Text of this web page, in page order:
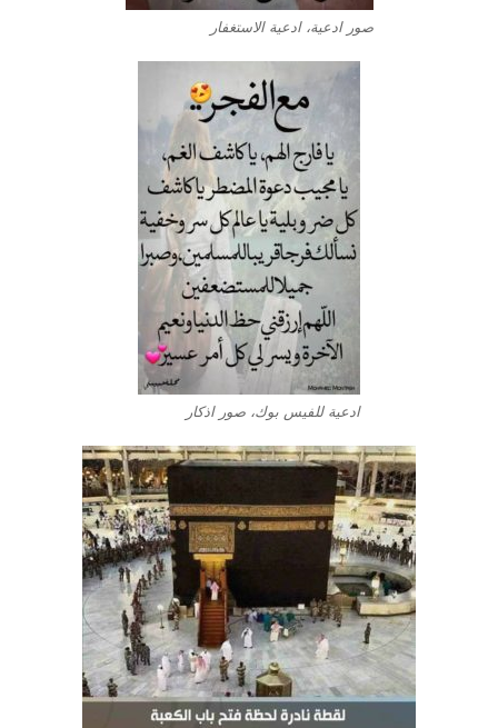
صور ادعية، ادعية الاستغفار
ادعية للفيس بوك، صور اذكار